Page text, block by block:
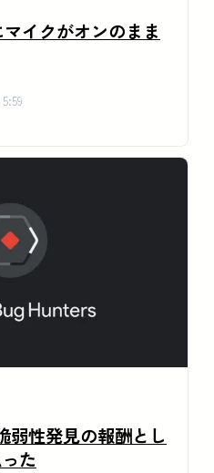
イクがオンのまま
弱性発見の報酬とし
た